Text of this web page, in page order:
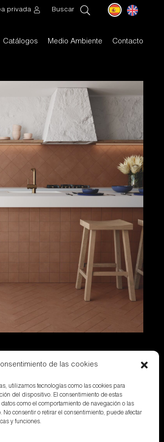
de las cookies
utilizamos tecnologías como las cookies para
del dispositivo. El consentimiento de estas
como el comportamiento de navegación o las
No consentir o retirar el consentimiento, puede afectar
y funciones.
privada Buscar
Catálogos Medio Ambiente Contacto